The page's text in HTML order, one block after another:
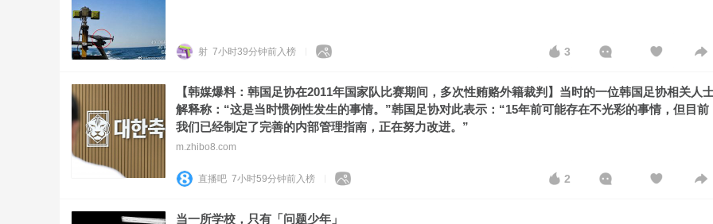
射 7小时39分钟前入榜 3
【韩媒爆料：韩国足协在2011年国家队比赛期间，多次性贿赂外籍裁判】当时的一位韩国足协相关人
解释称：“这是当时惯例性发生的事情。”韩国足协对此表示：“15年前可能存在不光彩的事情，但目前
我们已经制定了完善的内部管理指南，正在努力改进。”
m.zhibo8.com
直播吧 7小时59分钟前入榜 2
当一所学校，只有「问题少年」